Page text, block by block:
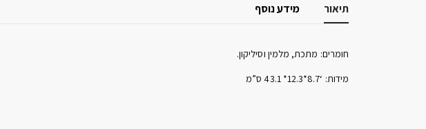
תיאור מידע נוסף
חומרים: מתכת, מלמין וסיליקון.
מידות: ‘8.7*12.3* 43.1 ס”מ